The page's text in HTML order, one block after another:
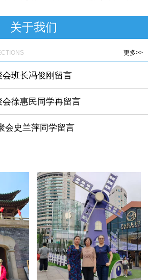
关于我们
更多>>
会班长冯俊刚留言
会徐惠民同学再留言
会史兰萍同学留言